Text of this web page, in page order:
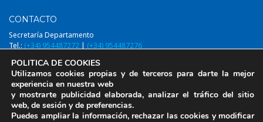
CONTACTO
Secretaría Departamento
Tel.: (+34) 954487272 | (+34) 954487276
© 2014-2026, DIQAUS (Departamento Ingeniería Química y Ambiental,
POLITICA DE COOKIES
Utilizamos cookies propias y de terceros para darte la mejor
experiencia en nuestra web
y mostrarte publicidad elaborada, analizar el tráfico del sitio
web, de sesión y de preferencias.
Puedes ampliar la información, rechazar las cookies y modificar